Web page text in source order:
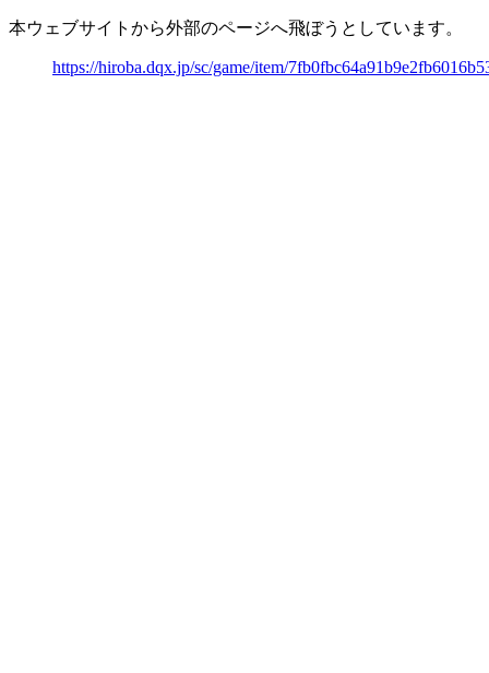
本ウェブサイトから外部のページへ飛ぼうとしています。
https://hiroba.dqx.jp/sc/game/item/